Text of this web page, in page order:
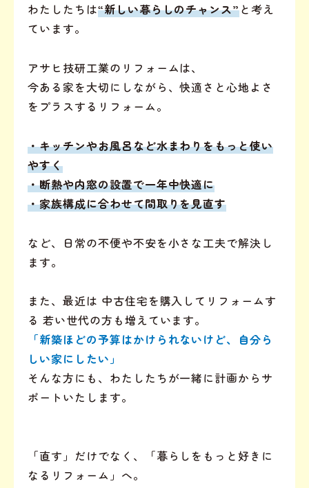
わたしたちは“新しい暮らしのチャンス”と考え
ています。
アサヒ技研工業のリフォームは、
今ある家を大切にしながら、快適さと心地よさ
をプラスするリフォーム。
・キッチンやお風呂など水まわりをもっと使い
やすく
・断熱や内窓の設置で一年中快適に
・家族構成に合わせて間取りを見直す
など、日常の不便や不安を小さな工夫で解決し
ます。
また、最近は 中古住宅を購入してリフォームす
る 若い世代の方も増えています。
「新築ほどの予算はかけられないけど、自分ら
しい家にしたい」
そんな方にも、わたしたちが一緒に計画からサ
ポートいたします。
「直す」だけでなく、「暮らしをもっと好きに
なるリフォーム」へ。